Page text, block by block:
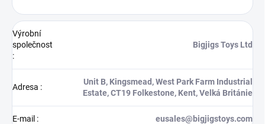
Výrobní
společnost
:
Bigjigs Toys Ltd
Adresa :
Unit B, Kingsmead, West Park Farm Industrial
Estate, CT19 Folkestone, Kent, Velká Británie
E-mail : eusales@bigjigstoys.com